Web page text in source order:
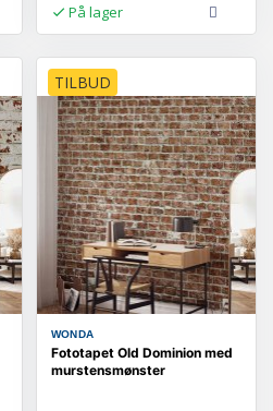
På lager
TILBUD
WONDA
Fototapet Old Dominion med
murstensmønster